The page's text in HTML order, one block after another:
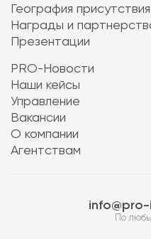
География присутствия
Награды и
Презентации
PRO-Новости
Наши кейсы
Управление
Вакансии
О компании
Агентствам
По